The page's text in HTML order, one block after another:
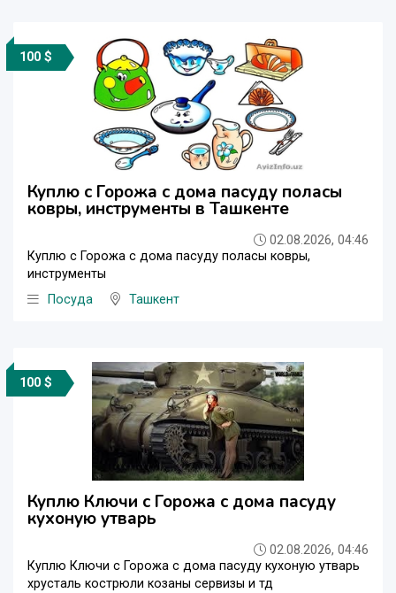
100 $
Куплю с Горожа с дома пасуду поласы
ковры, инструменты в Ташкенте
02.08.2026, 04:46
Куплю с Горожа с дома пасуду поласы ковры,
инструменты
Посуда
Ташкент
100 $
Куплю Ключи с Горожа с дома пасуду
кухоную утварь
02.08.2026, 04:46
Куплю Ключи с Горожа с дома пасуду кухоную утварь
хрусталь кострюли козаны сервизы и тд